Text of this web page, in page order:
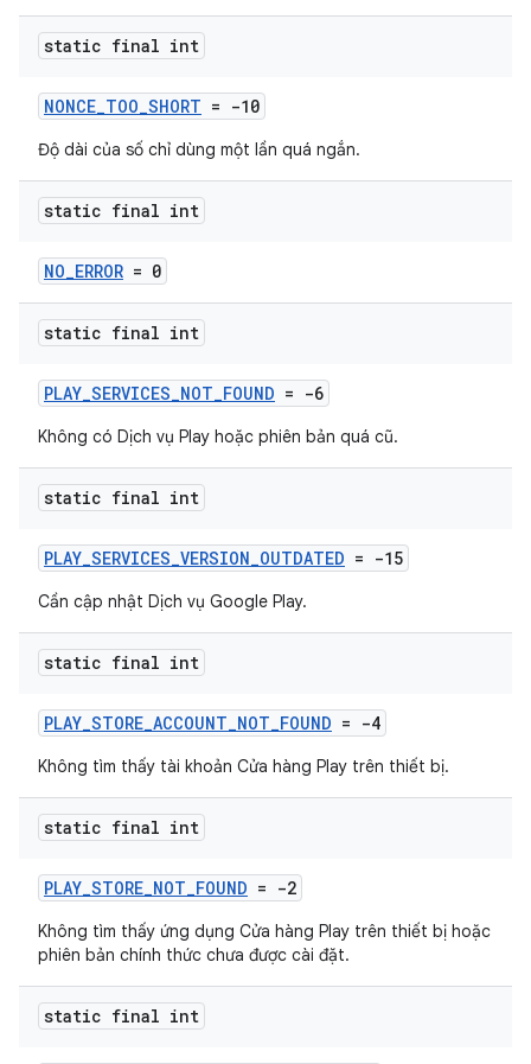
static final int
NONCE_TOO_SHORT = -10
Độ dài của số chỉ dùng một lần quá ngắn.
static final int
NO_ERROR = 0
static final int
PLAY_SERVICES_NOT_FOUND = -6
Không có Dịch vụ Play hoặc phiên bản quá cũ.
static final int
PLAY_SERVICES_VERSION_OUTDATED = -15
Cần cập nhật Dịch vụ Google Play.
static final int
PLAY_STORE_ACCOUNT_NOT_FOUND = -4
Không tìm thấy tài khoản Cửa hàng Play trên thiết bị.
static final int
PLAY_STORE_NOT_FOUND = -2
Không tìm thấy ứng dụng Cửa hàng Play trên thiết bị hoặc
phiên bản chính thức chưa được cài đặt.
static final int